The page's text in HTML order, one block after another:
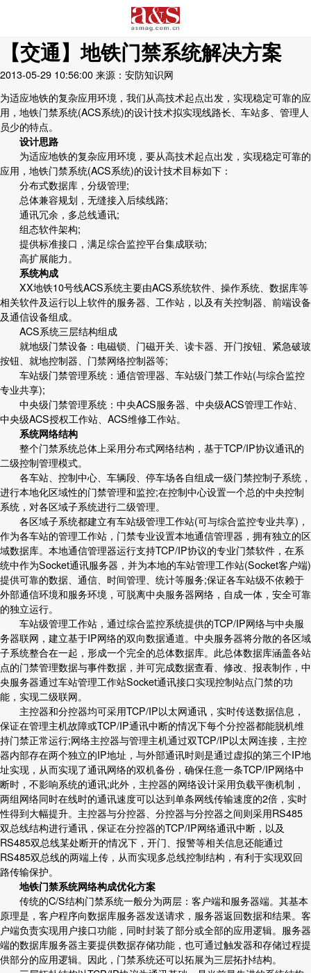
【交通】地铁门禁系统解决方案
2013-05-29 10:56:00 来源：安防知识网
为适应地铁的复杂应用环境，我们从高技术起点出发，实现稳定可靠的应
用，地铁门禁系统(ACS系统)的设计技术拟实现线路长、车站多、管理人
员少的特点。
设计思路
为适应地铁的复杂应用环境，要从高技术起点出发，实现稳定可靠的
应用，地铁门禁系统(ACS系统)的设计技术目标如下：
分布式数据库，分级管理;
总体兼容规划，无缝接入后续线路;
通讯冗余，多总线通讯;
组态软件架构;
提供标准接口，满足综合监控平台集成联动;
高扩展能力。
系统构成
XX地铁10号线ACS系统主要由ACS系统软件、操作系统、数据库等
相关软件及运行以上软件的服务器、工作站，以及有关控制器、前端设备
及通信设备组成。
ACS系统三层结构组成
就地级门禁设备：电磁锁、门磁开关、读卡器、开门按钮、紧急破玻
按钮、就地控制器、门禁网络控制器等;
车站级门禁管理系统：通信管理器、车站级门禁工作站(与综合监控
专业共享);
中央级门禁管理系统：中央ACS服务器、中央级ACS管理工作站、
中央级ACS授权工作站、ACS维修工作站。
系统网络结构
整个门禁系统总体上采用分布式网络结构，基于TCP/IP协议通讯的
二级控制管理模式。
各车站、控制中心、车辆段、停车场各自组成一级门禁控制子系统，
进行本地化区域性的门禁管理和监控;在控制中心设置一个总的中央控制
系统，对各区域子系统进行二级管理。
各区域子系统都建立有车站级管理工作站(可与综合监控专业共享)，
作为各车站的管理工作站，门禁专业设置本地通信管理器，拥有独立的区
域数据库。本地通信管理器运行支持TCP/IP协议的专业门禁软件，在系
统中作为Socket通讯服务器，并为本地的车站管理工作站(Socket客户端)
提供可靠的数据、通信、时间管理、统计等服务;保证各车站级不依赖于
外部通信环境和服务环境，可脱离中央服务器网络，自成一体，安全可靠
的独立运行。
车站级管理工作站，通过综合监控系统提供的TCP/IP网络与中央服
务器联网，建立基于IP网络的双向数据通道。中央服务器将分散的各区域
子系统整合在一起，形成一个完全的总体数据库。此总体数据库涵盖各站
点的门禁管理数据与事件数据，并可完成数据查看、修改、报表制作，中
央服务器通过车站管理工作站Socket通讯接口实现控制站点门禁的功
能，实现二级联网。
主控器和分控器均可采用TCP/IP以太网通讯，实时传送数据信息，
保证在管理主机故障或TCP/IP通讯中断的情况下每个分控器都能脱机维
持门禁正常运行;网络主控器与管理主机通过双TCP/IP以太网连接，主控
器内部存在两个独立的IP地址，与外部通讯时则是通过虚拟的第三个IP地
址实现，从而实现了通讯网络的双机备份，确保任意一条TCP/IP网络中
断时，不影响系统的通讯;此外，主控器的网络设计采用负载平衡机制，
两组网络同时在线时的通讯速度可以达到单条网线传输速度的2倍，实时
性得到大幅提升。主控器与分控器、分控器与分控器之间则采用RS485
双总线结构进行通讯，保证在分控器的TCP/IP网络通讯中断，以及
RS485双总线某处断开的情况下，开门、报警等相关信息还能通过
RS485双总线的两端上传，从而实现多总线控制结构，有利于实现双回
路传输保护。
地铁门禁系统网络构成优化方案
传统的C/S结构门禁系统一般分为两层：客户端和服务器端。其基本
原理是，客户程序向数据库服务器发送请求，服务器返回数据和结果。客
户端负责实现用户接口功能，同时封装了部分或全部的应用逻辑。服务器
端的数据库服务器主要提供数据存储功能，也可通过触发器和存储过程提
供部分的应用逻辑。因此，门禁系统还可以拓展为三层拓扑结构。